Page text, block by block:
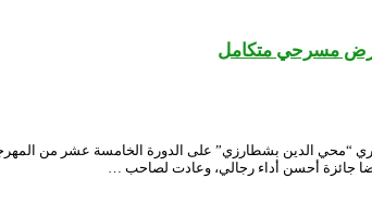
2023، بالمسرح الوطني الجزائري “محي الدين بشطارزي” على
جائزة أحسن أداء رجالي، وعادت لصاحب …